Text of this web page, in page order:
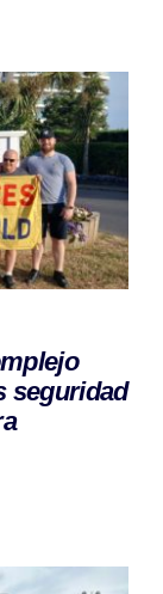
seguridad